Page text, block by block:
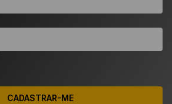
CADASTRAR-ME